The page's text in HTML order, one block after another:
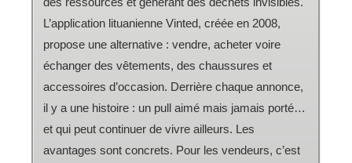
L’application lituanienne Vinted, créée en 2008,
propose une alternative : vendre, acheter voire
échanger des vêtements, des chaussures et
accessoires d’occasion. Derrière chaque annonce,
il y a une histoire : un pull aimé mais jamais porté…
et qui peut continuer de vivre ailleurs. Les
avantages sont concrets. Pour les vendeurs, c’est